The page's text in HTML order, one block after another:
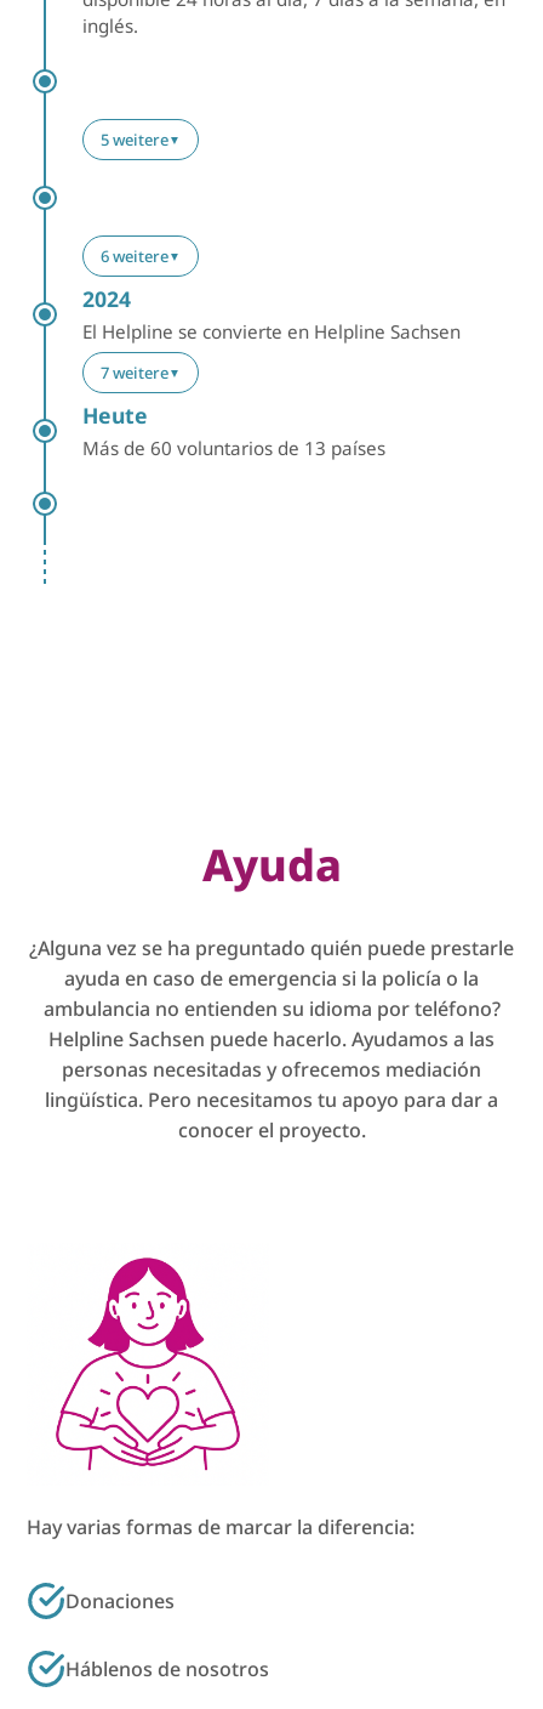
inglés.
5 weitere▼
6 weitere▼
2024
El Helpline se convierte en Helpline Sachsen
7 weitere▼
Heute
Más de 60 voluntarios de 13 países
Ayuda
¿Alguna vez se ha preguntado quién puede prestarle
ayuda en caso de emergencia si la policía o la
ambulancia no entienden su idioma por teléfono?
Helpline Sachsen puede hacerlo. Ayudamos a las
personas necesitadas y ofrecemos mediación
lingüística. Pero necesitamos tu apoyo para dar a
conocer el proyecto.
Hay varias formas de marcar la diferencia:
Donaciones
Háblenos de nosotros